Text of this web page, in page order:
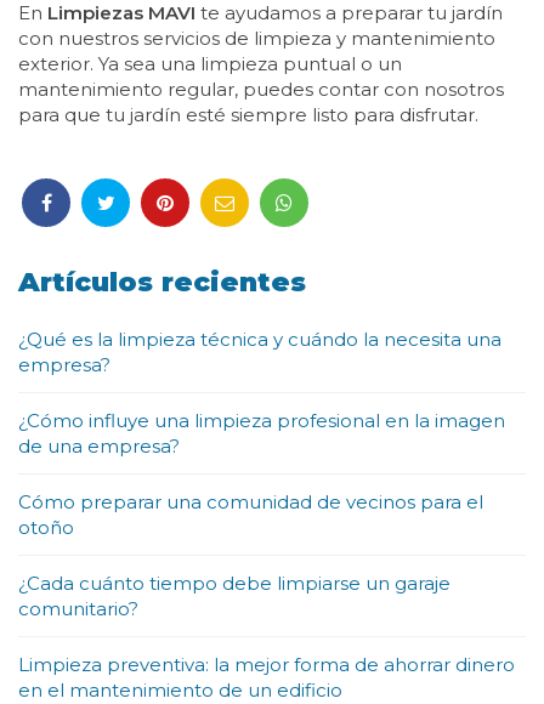
En Limpiezas MAVI te ayudamos a preparar tu jardín
con nuestros servicios de limpieza y mantenimiento
exterior. Ya sea una limpieza puntual o un
mantenimiento regular, puedes contar con nosotros
para que tu jardín esté siempre listo para disfrutar.
Artículos recientes
¿Qué es la limpieza técnica y cuándo la necesita una
empresa?
¿Cómo influye una limpieza profesional en la imagen
de una empresa?
Cómo preparar una comunidad de vecinos para el
otoño
¿Cada cuánto tiempo debe limpiarse un garaje
comunitario?
Limpieza preventiva: la mejor forma de ahorrar dinero
en el mantenimiento de un edificio